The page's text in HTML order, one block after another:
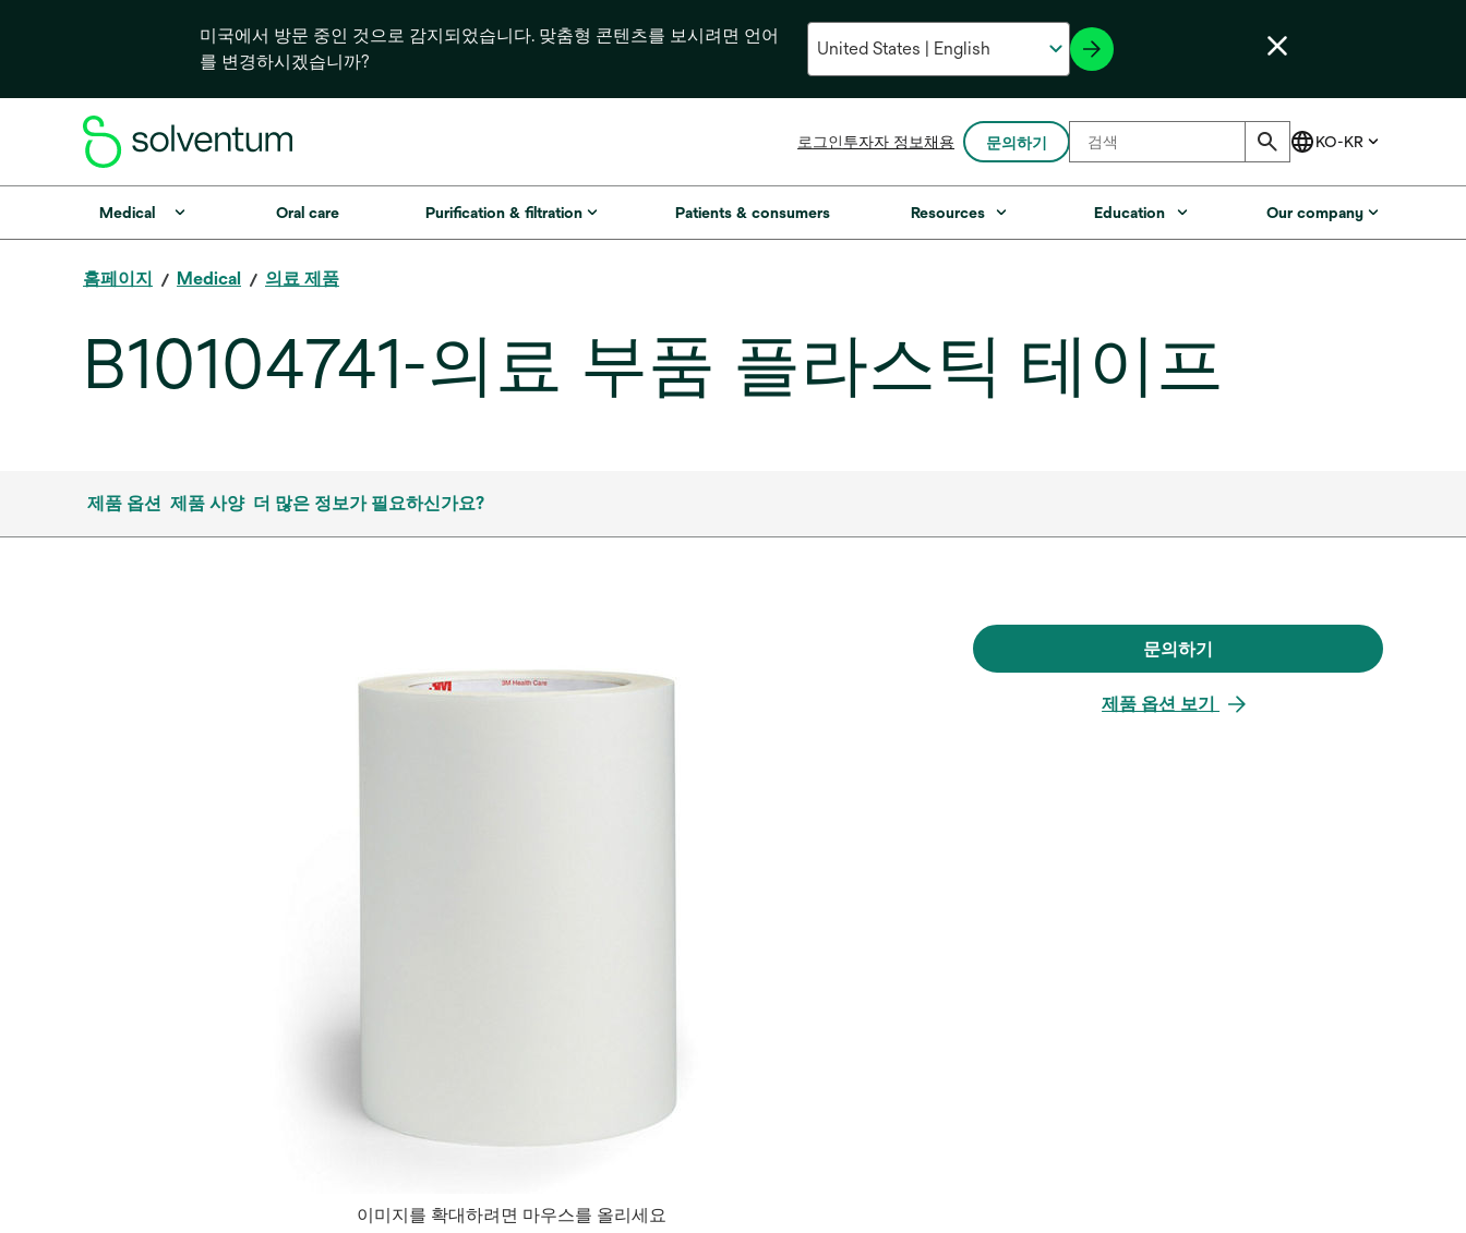
미국에서 방문 중인 것으로 감지되었습니다. 맞춤형 콘텐츠를 보시려면 언어
를 변경하시겠습니까?
로그인투자자 정보새
에
서
채용 문의하기
Medical Oral care Purification & filtration Patients & consumers Resources Education Our company
홈페이지 Medical 의료 제품
B10104741-의료 부품 플라스틱 테이프
제품 옵션 제품 사양 더 많은 정보가 필요하신가요?
이미지를 확대하려면 마우스를 올리세요
문의하기
새
에
제품 옵션 보기